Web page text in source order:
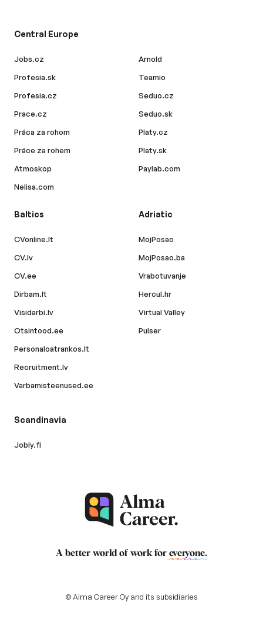
Central Europe
Jobs.cz
Profesia.sk
Profesia.cz
Prace.cz
Práca za rohom
Práce za rohem
Atmoskop
Nelisa.com
Arnold
Teamio
Seduo.cz
Seduo.sk
Platy.cz
Platy.sk
Paylab.com
Baltics
CVonline.lt
CV.lv
CV.ee
Dirbam.lt
Visidarbi.lv
Otsintood.ee
Personaloatrankos.lt
Recruitment.lv
Varbamisteenused.ee
Adriatic
MojPosao
MojPosao.ba
Vrabotuvanje
Hercul.hr
Virtual Valley
Pulser
Scandinavia
Jobly.fi
A better world of work for everyone.
© Alma Career Oy and its subsidiaries